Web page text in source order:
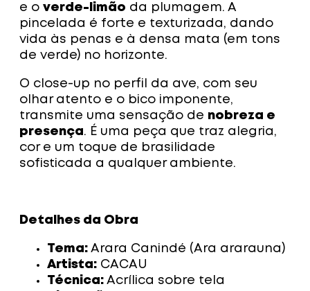
e o verde-limão da plumagem. A
pincelada é forte e texturizada, dando
vida às penas e à densa mata (em tons
de verde) no horizonte.
O close-up no perfil da ave, com seu
olhar atento e o bico imponente,
transmite uma sensação de nobreza e
presença. É uma peça que traz alegria,
cor e um toque de brasilidade
sofisticada a qualquer ambiente.
Detalhes da Obra
Tema: Arara Canindé (Ara ararauna)
Artista: CACAU
Técnica: Acrílica sobre tela